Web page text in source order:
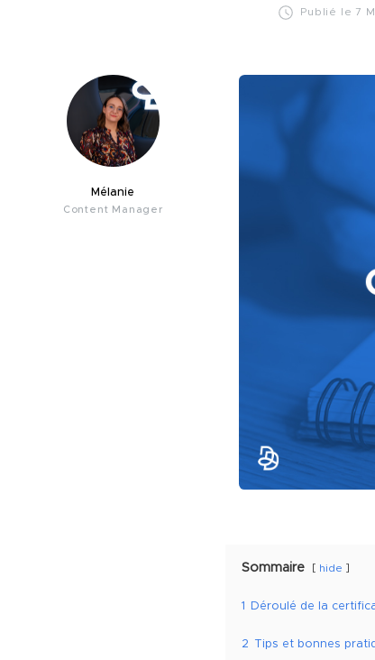
Publié le 7
Mélanie
Content Manager
Sommaire hide
1 Déroulé de la
2 Tips et bonnes